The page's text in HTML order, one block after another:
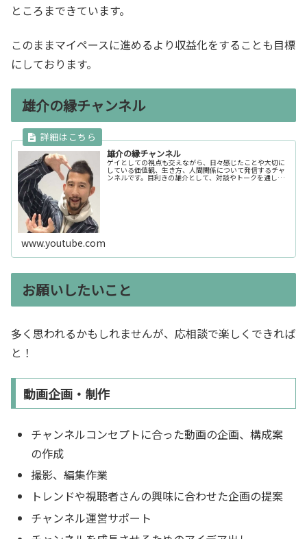
ところまできています。
このままマイペースに進めるより収益化をすることも目標
にしております。
雄介の縁チャンネル
雄介の縁チャンネル
ゲイとしての視点も交えながら、日々感じたことや大切に
している価値観、生き方、人間関係について発信するチャ
ンネルです。目利きの雄介として、対談やトークを通し
www.youtube.com
お願いしたいこと
多く思われるかもしれませんが、応相談で楽しくできれば
と！
動画企画・制作
チャンネルコンセプトに合った動画の企画、構成案
の作成
撮影、編集作業
トレンドや視聴者さんの興味に合わせた企画の提案
チャンネル運営サポート